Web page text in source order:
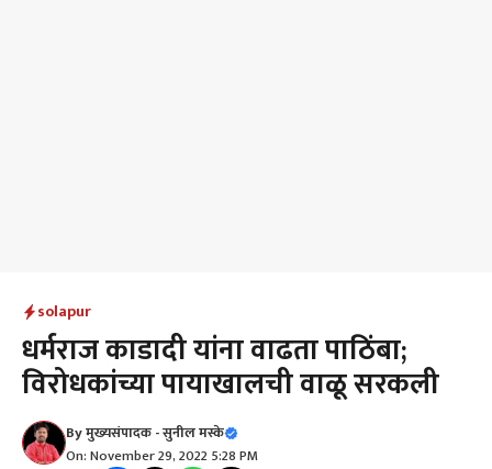
solapur
धर्मराज काडादी यांना वाढता पाठिंबा;
विरोधकांच्या पायाखालची वाळू सरकली
Byमुख्यसंपादक - सुनील मस्के
On: November 29, 2022 5:28 PM